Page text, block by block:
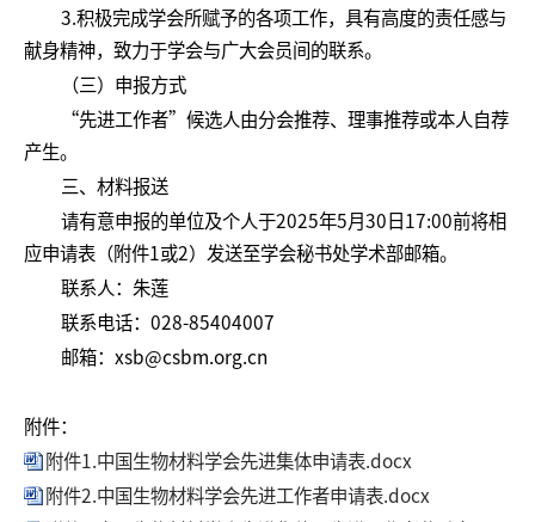
3.积极完成学会所赋予的各项工作，具有高度的责任感与
献身精神，致力于学会与广大会员间的联系。
（三）申报方式
“先进工作者”候选人由分会推荐、理事推荐或本人自荐
产生。
三、材料报送
请有意申报的单位及个人于2025年5月30日17:00前将相
应申请表（附件1或2）发送至学会秘书处学术部邮箱。
联系人：朱莲
联系电话：028-85404007
邮箱：xsb@csbm.org.cn
附件：
附件1.中国生物材料学会先进集体申请表.docx
附件2.中国生物材料学会先进工作者申请表.docx